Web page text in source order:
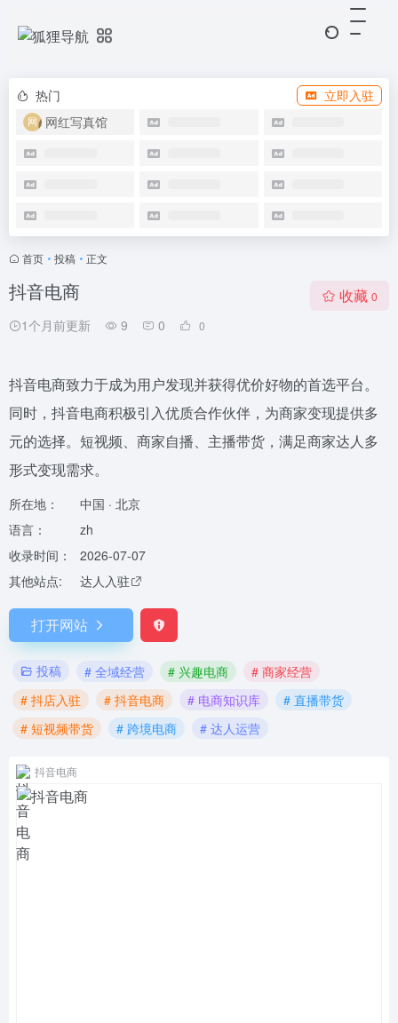
热门
立即入驻
网红写真馆
首页 • 投稿 • 正文
抖音电商
1个月前更新 9 0 0
收藏 0
抖音电商致力于成为用户发现并获得优价好物的首选平台。
同时，抖音电商积极引入优质合作伙伴，为商家变现提供多
元的选择。短视频、商家自播、主播带货，满足商家达人多
形式变现需求。
所在地：
中国 · 北京
语言：
zh
收录时间：
2026-07-07
其他站点:
达人入驻
打开网站
投稿 # 全域经营 # 兴趣电商
# 商家经营
# 抖店入驻
# 抖音电商 # 电商知识库
# 直播带货
# 短视频带货
# 跨境电商 # 达人运营
抖音电商